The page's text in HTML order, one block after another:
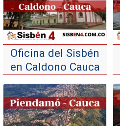
Oficina del Sisbén
en Caldono Cauca